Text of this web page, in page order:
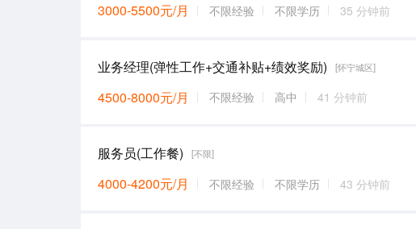
3000-5500元/月 不限经验 不限学历 35 分钟前
业务经理(弹性工作+交通补贴+绩效奖励) [怀宁城区]
4500-8000元/月 不限经验 高中 41 分钟前
服务员(工作餐) [不限]
4000-4200元/月 不限经验 不限学历 43 分钟前